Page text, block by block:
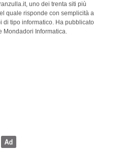
uno dei trenta siti più
quale risponde con semplicità a
di tipo informatico. Ha pubblicato
Mondadori Informatica.